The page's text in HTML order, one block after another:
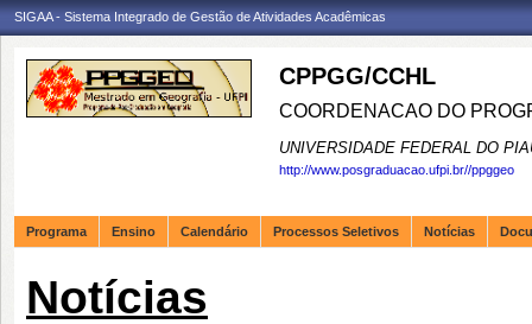
SIGAA - Sistema Integrado de Gestão de Atividades Acadêmicas
CPPGG/CCHL
COORDENACAO DO
UNIVERSIDADE FEDERAL DO
http://www.posgraduacao.ufpi.br//ppggeo
Programa Ensino Calendário Processos Seletivos Notícias
Notícias